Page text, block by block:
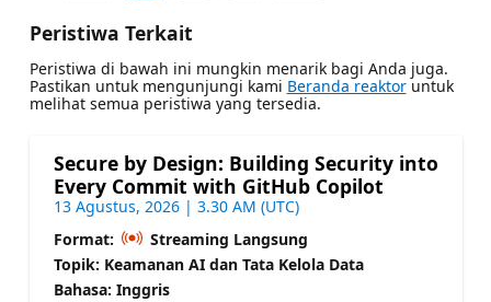
Peristiwa Terkait
Peristiwa di bawah ini mungkin menarik bagi Anda juga.
Pastikan untuk mengunjungi kami Beranda reaktoruntuk
melihat semua peristiwa yang tersedia.
Secure by Design: Building Security into
Every Commit with GitHub Copilot
13 Agustus, 2026 | 3.30 AM (UTC)
Format:
Streaming Langsung
Topik: Keamanan AI dan Tata Kelola Data
Bahasa: Inggris